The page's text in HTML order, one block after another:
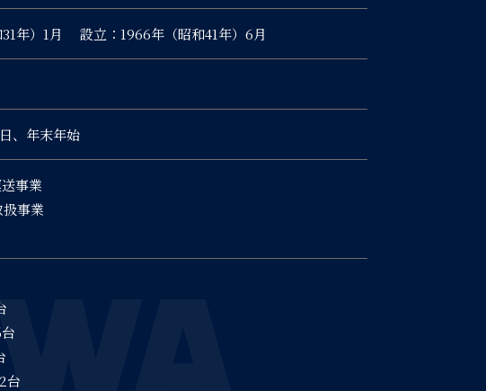
年）1月 設立：1966年（昭和41年）6月
、年末年始
事業
事業
台